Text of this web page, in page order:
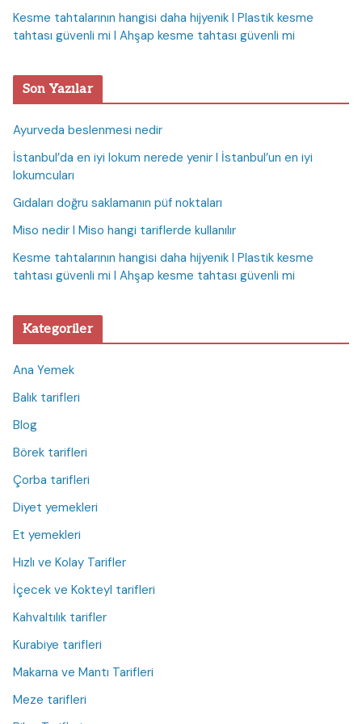
Kesme tahtalarının hangisi daha hijyenik I Plastik kesme
tahtası güvenli mi I Ahşap kesme tahtası güvenli mi
Son Yazılar
Ayurveda beslenmesi nedir
İstanbul’da en iyi lokum nerede yenir I İstanbul’un en iyi
lokumcuları
Gıdaları doğru saklamanın püf noktaları
Miso nedir I Miso hangi tariflerde kullanılır
Kesme tahtalarının hangisi daha hijyenik I Plastik kesme
tahtası güvenli mi I Ahşap kesme tahtası güvenli mi
Kategoriler
Ana Yemek
Balık tarifleri
Blog
Börek tarifleri
Çorba tarifleri
Diyet yemekleri
Et yemekleri
Hızlı ve Kolay Tarifler
İçecek ve Kokteyl tarifleri
Kahvaltılık tarifler
Kurabiye tarifleri
Makarna ve Mantı Tarifleri
Meze tarifleri